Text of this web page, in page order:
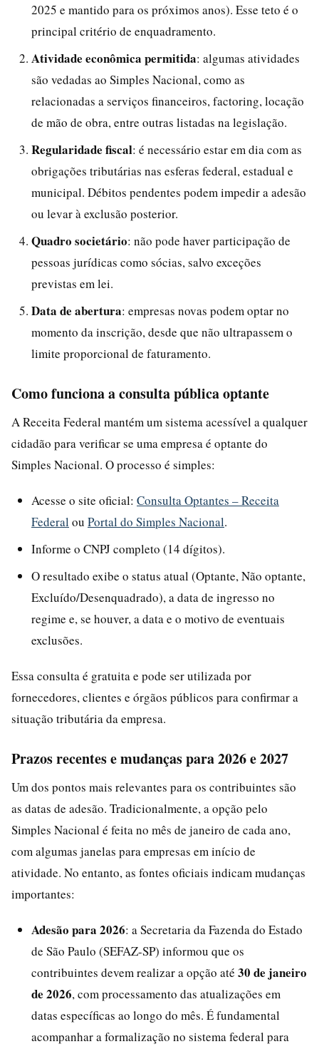
2025 e mantido para os próximos anos). Esse teto é o
principal critério de enquadramento.
Atividade econômica permitida: algumas atividades
são vedadas ao Simples Nacional, como as
relacionadas a serviços financeiros, factoring, locação
de mão de obra, entre outras listadas na legislação.
Regularidade fiscal: é necessário estar em dia com as
obrigações tributárias nas esferas federal, estadual e
municipal. Débitos pendentes podem impedir a adesão
ou levar à exclusão posterior.
Quadro societário: não pode haver participação de
pessoas jurídicas como sócias, salvo exceções
previstas em lei.
Data de abertura: empresas novas podem optar no
momento da inscrição, desde que não ultrapassem o
limite proporcional de faturamento.
Como funciona a consulta pública optante
A Receita Federal mantém um sistema acessível a qualquer
cidadão para verificar se uma empresa é optante do
Simples Nacional. O processo é simples:
Acesse o site oficial: Consulta Optantes – Receita
Federal ou Portal do Simples Nacional.
Informe o CNPJ completo (14 dígitos).
O resultado exibe o status atual (Optante, Não optante,
Excluído/Desenquadrado), a data de ingresso no
regime e, se houver, a data e o motivo de eventuais
exclusões.
Essa consulta é gratuita e pode ser utilizada por
fornecedores, clientes e órgãos públicos para confirmar a
situação tributária da empresa.
Prazos recentes e mudanças para 2026 e 2027
Um dos pontos mais relevantes para os contribuintes são
as datas de adesão. Tradicionalmente, a opção pelo
Simples Nacional é feita no mês de janeiro de cada ano,
com algumas janelas para empresas em início de
atividade. No entanto, as fontes oficiais indicam mudanças
importantes:
Adesão para 2026: a Secretaria da Fazenda do Estado
de São Paulo (SEFAZ-SP) informou que os
contribuintes devem realizar a opção até 30 de janeiro
de 2026, com processamento das atualizações em
datas específicas ao longo do mês. É fundamental
acompanhar a formalização no sistema federal para